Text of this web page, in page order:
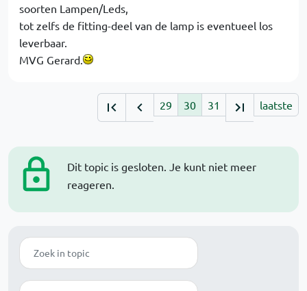
Dit topic is gesloten. Je kunt niet meer
reageren.
Zoek
Modus
soorten Lampen/Leds,
tot zelfs de fitting-deel van de lamp is eventueel los
leverbaar.
MVG Gerard.
29 30 31 laatste